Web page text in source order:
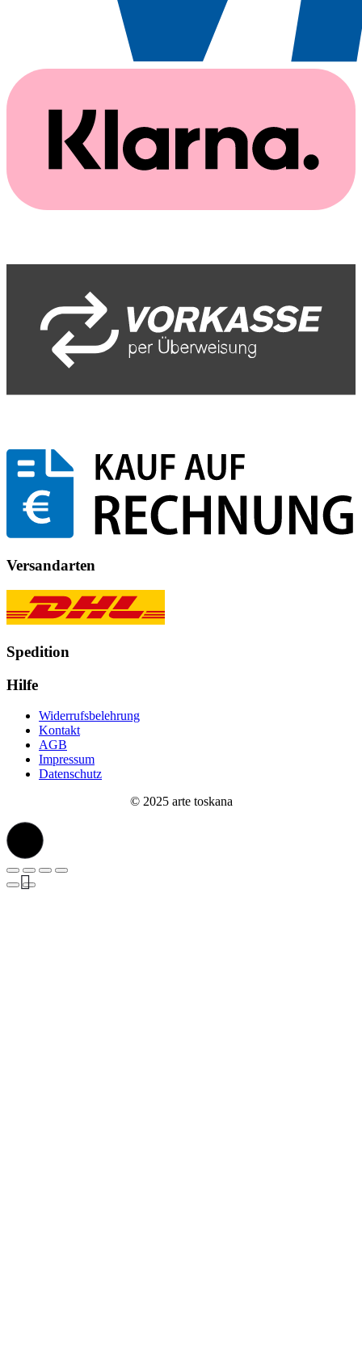
Versandarten
Spedition
Hilfe
Widerrufsbelehrung
Kontakt
AGB
Impressum
Datenschutz
© 2025 arte toskana